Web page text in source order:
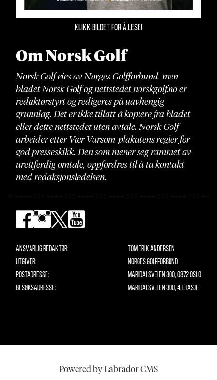
KLIKK BILDET FOR Å LESE!
Om Norsk Golf
Norsk Golf eies av Norges Golfforbund, men
bladet Norsk Golf og nettstedet norskgolf.no er
redaktørstyrt og redigeres på uavhengig
grunnlag. Det er ikke tillatt å kopiere fra bladet
eller dette nettstedet uten avtale. Norsk Golf
arbeider etter Vær Varsom-plakatens regler for
god presseskikk. Den som mener seg rammet av
urettferdig omtale, oppfordres til å ta kontakt
med redaksjonsledelsen.
Ansvarlig redaktør:
Utgiver:
Postadresse:
Besøksadresse:
Tom Erik Andersen
Norges Golfforbund
Maridalsveien 300, 0872 Oslo
Maridalsveien 300, 4. etasje
Powered by Labrador CMS